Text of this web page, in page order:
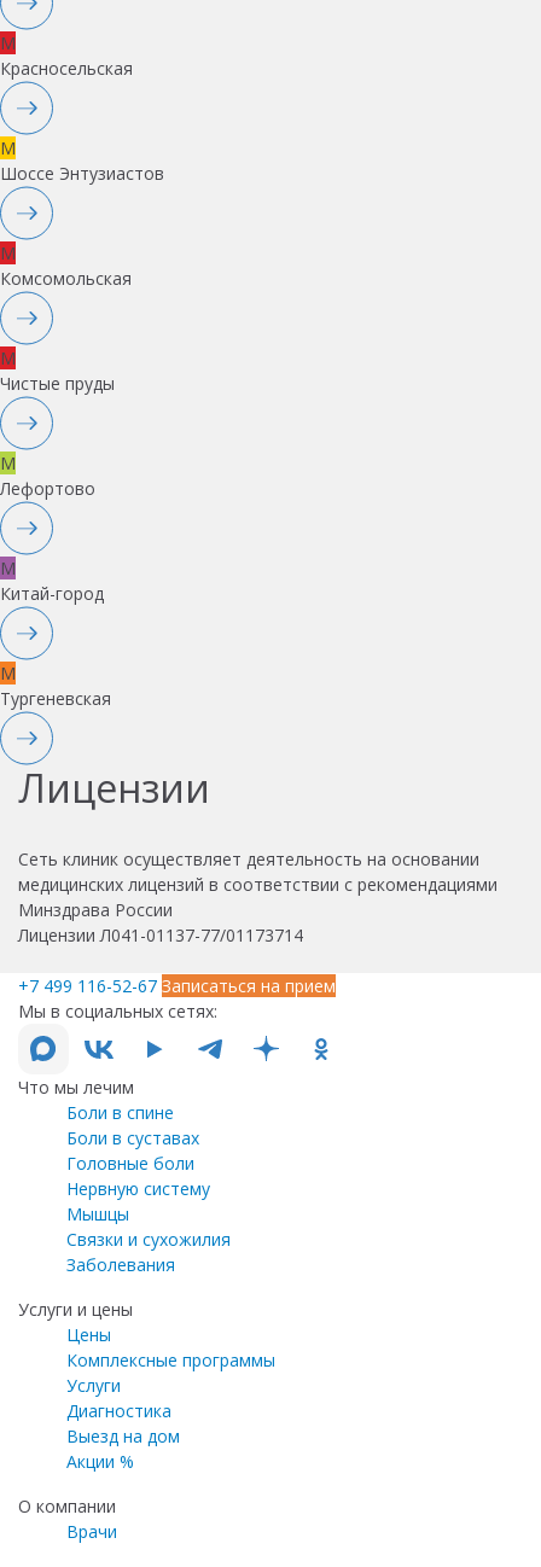
M
Красносельская
M
Шоссе Энтузиастов
M
Комсомольская
M
Чистые пруды
M
Лефортово
M
Китай-город
M
Тургеневская
Лицензии
Сеть клиник осуществляет деятельность на основании
медицинских лицензий в соответствии с рекомендациями
Минздрава России
Лицензии Л041-01137-77/01173714
+7 499 116-52-67 Записаться на прием
Мы в социальных сетях:
Что мы лечим
Боли в спине
Боли в суставах
Головные боли
Нервную систему
Мышцы
Связки и сухожилия
Заболевания
Услуги и цены
Цены
Комплексные программы
Услуги
Диагностика
Выезд на дом
Акции %
О компании
Врачи